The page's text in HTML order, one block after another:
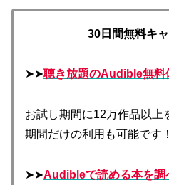
30日間無料キ
➤➤聴き放題のAudible無料
お試し期間に12万作品以上
期間だけの利用も可能です！
➤➤Audibleで読める本を調